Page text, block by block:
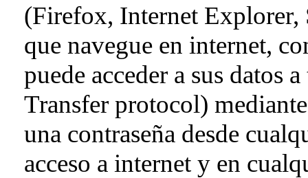
(Firefox, Internet Explorer,
que navegue en internet,
puede acceder a sus datos
Transfer protocol)
una contraseña desde
acceso a internet y en